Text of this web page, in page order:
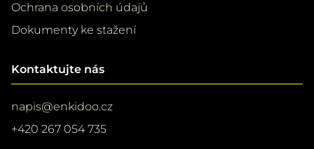
Ochrana osobních údajů
Dokumenty ke stažení
Kontaktujte nás
napis@enkidoo.cz
+420 267 054 735